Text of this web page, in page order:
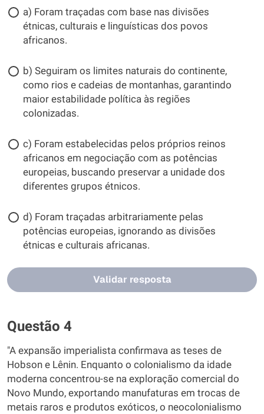
a) Foram traçadas com base nas divisões
étnicas, culturais e linguísticas dos povos
africanos.
b) Seguiram os limites naturais do continente,
como rios e cadeias de montanhas, garantindo
maior estabilidade política às regiões
colonizadas.
c) Foram estabelecidas pelos próprios reinos
africanos em negociação com as potências
europeias, buscando preservar a unidade dos
diferentes grupos étnicos.
d) Foram traçadas arbitrariamente pelas
potências europeias, ignorando as divisões
étnicas e culturais africanas.
Validar resposta
Questão 4
"A expansão imperialista confirmava as teses de
Hobson e Lênin. Enquanto o colonialismo da idade
moderna concentrou-se na exploração comercial do
Novo Mundo, exportando manufaturas em trocas de
metais raros e produtos exóticos, o neocolonialismo